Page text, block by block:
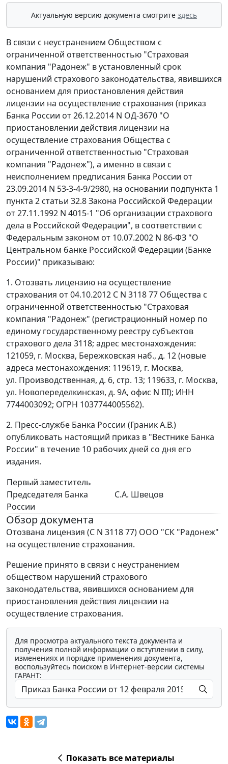
Актуальную версию документа смотрите здесь
В связи с неустранением Обществом с
ограниченной ответственностью "Страховая
компания "Радонеж" в установленный срок
нарушений страхового законодательства, явившихся
основанием для приостановления действия
лицензии на осуществление страхования (приказ
Банка России от 26.12.2014 N ОД-3670 "О
приостановлении действия лицензии на
осуществление страхования Общества с
ограниченной ответственностью "Страховая
компания "Радонеж"), а именно в связи с
неисполнением предписания Банка России от
23.09.2014 N 53-3-4-9/2980, на основании подпункта 1
пункта 2 статьи 32.8 Закона Российской Федерации
от 27.11.1992 N 4015-1 "Об организации страхового
дела в Российской Федерации", в соответствии с
Федеральным законом от 10.07.2002 N 86-ФЗ "О
Центральном банке Российской Федерации (Банке
России)" приказываю:
1. Отозвать лицензию на осуществление
страхования от 04.10.2012 С N 3118 77 Общества с
ограниченной ответственностью "Страховая
компания "Радонеж" (регистрационный номер по
единому государственному реестру субъектов
страхового дела 3118; адрес местонахождения:
121059, г. Москва, Бережковская наб., д. 12 (новые
адреса местонахождения: 119619, г. Москва,
ул. Производственная, д. 6, стр. 13; 119633, г. Москва,
ул. Новопеределкинская, д. 9А, офис N III); ИНН
7744003092; ОГРН 1037744005562).
2. Пресс-службе Банка России (Граник А.В.)
опубликовать настоящий приказ в "Вестнике Банка
России" в течение 10 рабочих дней со дня его
издания.
Первый заместитель
Председателя Банка
России
С.А. Швецов
Обзор документа
Отозвана лицензия (С N 3118 77) ООО "СК "Радонеж"
на осуществление страхования.
Решение принято в связи с неустранением
обществом нарушений страхового
законодательства, явившихся основанием для
приостановления действия лицензии на
осуществление страхования.
Для просмотра актуального текста документа и
получения полной информации о вступлении в силу,
изменениях и порядке применения документа,
воспользуйтесь поиском в Интернет-версии системы
ГАРАНТ:
Показать все материалы